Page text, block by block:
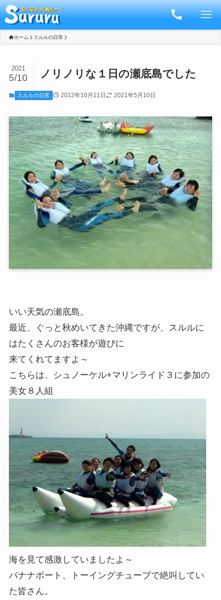
ホーム スルルの日常
ノリノリな１日の瀬底島でした
2021
5/10
スルルの日常 2012年10月11日 2021年5月10日
いい天気の瀬底島。
最近、ぐっと秋めいてきた沖縄ですが、スルルに
はたくさんのお客様が遊びに
来てくれてますよ～
こちらは、シュノーケル+マリンライド３に参加の
美女８人組
海を見て感激していましたよ～
バナナボート、トーイングチューブで絶叫してい
た皆さん。